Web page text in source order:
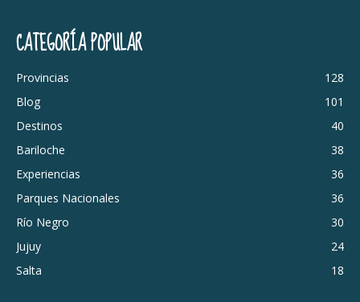
CATEGORÍA POPULAR
Provincias
128
Blog
101
Destinos
40
Bariloche
38
Experiencias
36
Parques Nacionales
36
Río Negro
30
Jujuy
24
Salta
18